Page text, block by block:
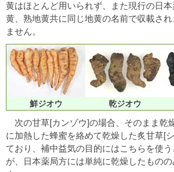
黄はほとんど用いられず、また現行の日
黄、熟地黄共に同じ地黄の名前で収載さ
ません。
鮮ジオウ 乾ジオウ
次の甘草[カンゾウ]の場合、そのまま乾
に加熱した蜂蜜を絡めて乾燥した炙甘草[
ており、補中益気の目的にはこちらを使
が、日本薬局方には単純に乾燥したもの